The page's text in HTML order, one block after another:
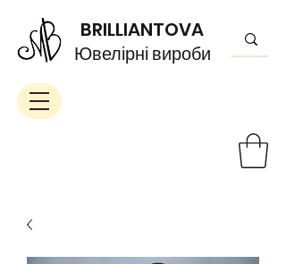
BRILLIANTOVA
Ювелірні вироби